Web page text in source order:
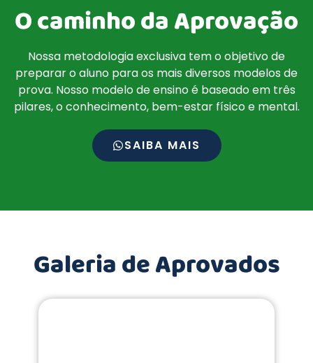
O caminho da Aprovação
Nossa metodologia exclusiva tem o objetivo de
preparar o aluno para os mais diversos modelos de
prova. Nosso modelo de ensino é baseado em três
pilares, o conhecimento, bem-estar físico e mental.
SAIBA MAIS
Galeria de Aprovados